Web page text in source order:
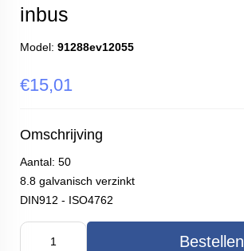
inbus
Model: 91288ev12055
€15,01
Omschrijving
Aantal: 50
8.8 galvanisch verzinkt
DIN912 - ISO4762
Bestellen